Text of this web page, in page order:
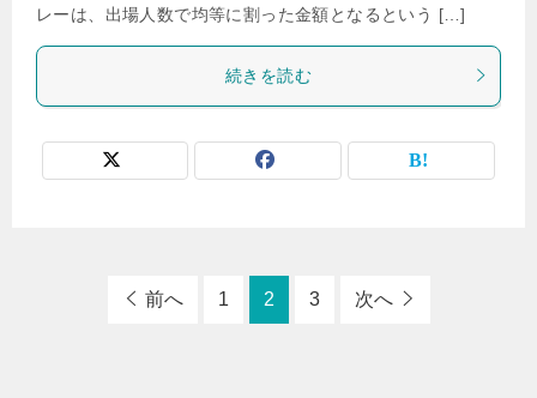
レーは、出場人数で均等に割った金額となるという […]
続きを読む
前へ 1 2 3 次へ